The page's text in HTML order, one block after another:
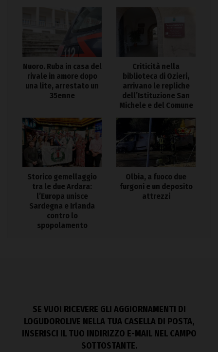
Nuoro. Ruba in casa del
rivale in amore dopo
una lite, arrestato un
35enne
Criticità nella
biblioteca di Ozieri,
arrivano le repliche
dell’Istituzione San
Michele e del Comune
Storico gemellaggio
tra le due Ardara:
l’Europa unisce
Sardegna e Irlanda
contro lo
spopolamento
Olbia, a fuoco due
furgoni e un deposito
attrezzi
SE VUOI RICEVERE GLI AGGIORNAMENTI DI
LOGUDOROLIVE NELLA TUA CASELLA DI POSTA,
INSERISCI IL TUO INDIRIZZO E-MAIL NEL CAMPO
SOTTOSTANTE.